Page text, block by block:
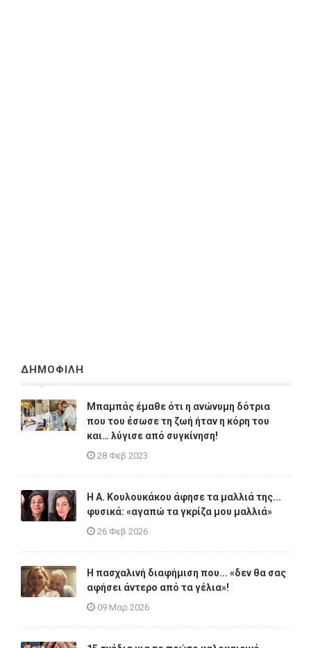
ΔΗΜΟΦΙΛΗ
Μπαμπάς έμαθε ότι η ανώνυμη δότρια
που του έσωσε τη ζωή ήταν η κόρη του
και… λύγισε από συγκίνηση!
28 Φεβ 2023
Η A. Κουλουκάκου άφησε τα μαλλιά της...
φυσικά: «αγαπώ τα γκρίζα μου μαλλιά»
26 Φεβ 2026
Η πασχαλινή διαφήμιση που... «δεν θα σας
αφήσει άντερο από τα γέλια»!
09 Μαρ 2026